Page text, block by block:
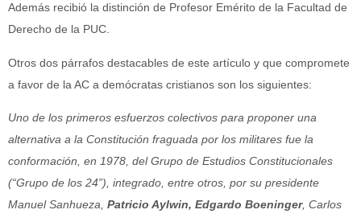
Además recibió la distinción de Profesor Emérito de la Facultad de
Derecho de la PUC.
Otros dos párrafos destacables de este artículo y que compromete
a favor de la AC a demócratas cristianos son los siguientes:
Uno de los primeros esfuerzos colectivos para proponer una
alternativa a la Constitución fraguada por los militares fue la
conformación, en 1978, del Grupo de Estudios Constitucionales
(“Grupo de los 24”), integrado, entre otros, por su presidente
Manuel Sanhueza, Patricio Aylwin, Edgardo Boeninger, Carlos